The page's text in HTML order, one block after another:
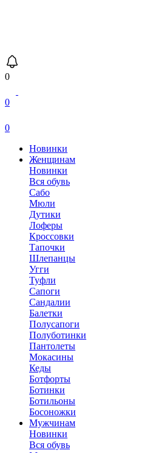
0
0
0
Новинки
Женщинам
Новинки
Вся обувь
Сабо
Мюли
Дутики
Лоферы
Кроссовки
Тапочки
Шлепанцы
Угги
Туфли
Сапоги
Сандалии
Балетки
Полусапоги
Полуботинки
Пантолеты
Мокасины
Кеды
Ботфорты
Ботинки
Ботильоны
Босоножки
Мужчинам
Новинки
Вся обувь